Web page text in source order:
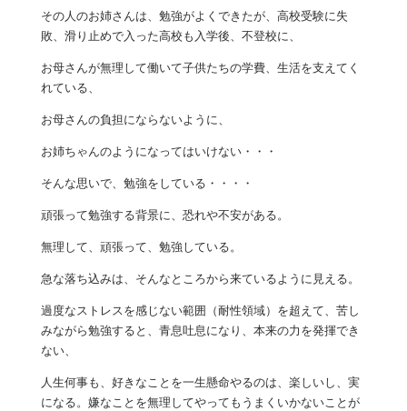
その人のお姉さんは、勉強がよくできたが、高校受験に失
敗、滑り止めで入った高校も入学後、不登校に、
お母さんが無理して働いて子供たちの学費、生活を支えてく
れている、
お母さんの負担にならないように、
お姉ちゃんのようになってはいけない・・・
そんな思いで、勉強をしている・・・・
頑張って勉強する背景に、恐れや不安がある。
無理して、頑張って、勉強している。
急な落ち込みは、そんなところから来ているように見える。
過度なストレスを感じない範囲（耐性領域）を超えて、苦し
みながら勉強すると、青息吐息になり、本来の力を発揮でき
ない、
人生何事も、好きなことを一生懸命やるのは、楽しいし、実
になる。嫌なことを無理してやってもうまくいかないことが